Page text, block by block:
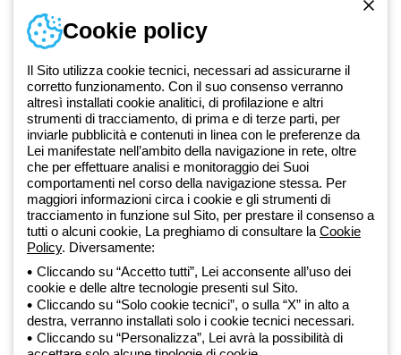
Dal 2025 Beghelli è parte del Gruppo GEWISS, all’interno
dell’ecosistema GEWISS LightZone, dove realizziamo soluzioni di
illuminazione integrate che trasformano la complessità in semplicità,
supportando professionisti e utenti finali nella realizzazione dei loro
bisogni.Scopri di più su GEWISS
Accedi o registrati
Formazione
Documentazione e software
Iscriviti alla newsletter
Privacy Policy
Cookie policy
Condizioni di vendita
Tutte le policy
Accessibilità
Cookie policy
Il Sito utilizza cookie tecnici, necessari ad assicurarne il
corretto funzionamento. Con il suo consenso verranno
altresì installati cookie analitici, di profilazione e altri
strumenti di tracciamento, di prima e di terze parti, per
inviarle pubblicità e contenuti in linea con le preferenze da
Lei manifestate nell’ambito della navigazione in rete, oltre
che per effettuare analisi e monitoraggio dei Suoi
comportamenti nel corso della navigazione stessa. Per
maggiori informazioni circa i cookie e gli strumenti di
tracciamento in funzione sul Sito, per prestare il consenso a
tutti o alcuni cookie, La preghiamo di consultare la Cookie
Policy. Diversamente:
Cliccando su “Accetto tutti”, Lei acconsente all’uso dei
cookie e delle altre tecnologie presenti sul Sito.
Cliccando su “Solo cookie tecnici”, o sulla “X” in alto a
destra, verranno installati solo i cookie tecnici necessari.
Cliccando su “Personalizza”, Lei avrà la possibilità di